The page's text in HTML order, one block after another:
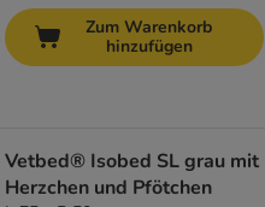
Zum Warenkorb
hinzufügen
Vetbed® Isobed SL grau mit
Herzchen und Pfötchen